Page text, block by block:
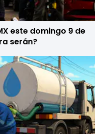
este domingo 9 de
serán?